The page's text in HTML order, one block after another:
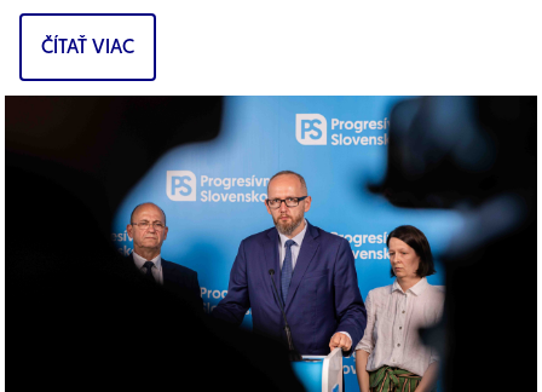
PS pre životné prostredie Tamara...
ČÍTAŤ VIAC